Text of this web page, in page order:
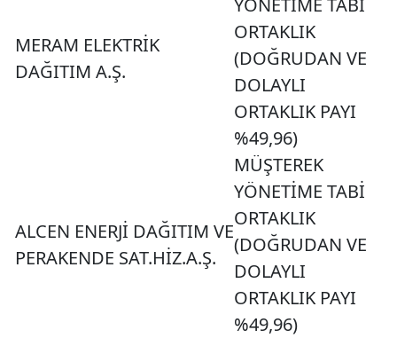
MERAM ELEKTRİK
DAĞITIM A.Ş.
YÖNETİME TABİ
ORTAKLIK
(DOĞRUDAN VE
DOLAYLI
ORTAKLIK PAYI
%49,96)
ALCEN ENERJİ DAĞITIM VE
PERAKENDE SAT.HİZ.A.Ş.
MÜŞTEREK
YÖNETİME TABİ
ORTAKLIK
(DOĞRUDAN VE
DOLAYLI
ORTAKLIK PAYI
%49,96)